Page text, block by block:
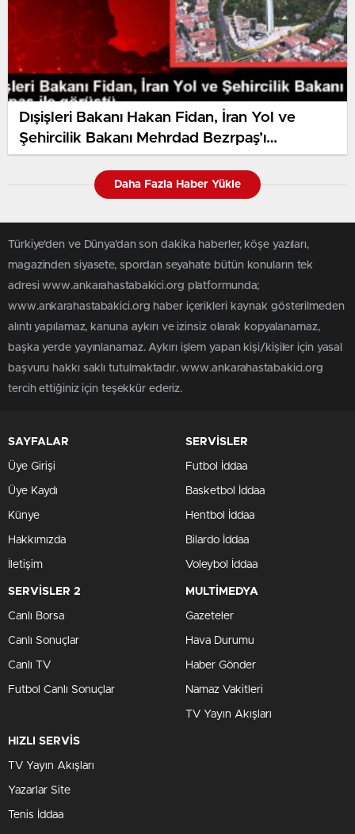
Dışişleri Bakanı Hakan Fidan, İran Yol ve
Şehircilik Bakanı Mehrdad Bezrpaş’ı
Ankara’da ağırladı
Daha Fazla Haber Yükle
Türkiye'den ve Dünya’dan son dakika haberler, köşe yazıları,
magazinden siyasete, spordan seyahate bütün konuların tek
adresi www.ankarahastabakici.org platformunda;
www.ankarahastabakici.org haber içerikleri kaynak gösterilmeden
alıntı yapılamaz, kanuna aykırı ve izinsiz olarak kopyalanamaz,
başka yerde yayınlanamaz. Aykırı işlem yapan kişi/kişiler için yasal
başvuru hakkı saklı tutulmaktadır. www.ankarahastabakici.org
tercih ettiğiniz için teşekkür ederiz.
SAYFALAR
Üye Girişi
Üye Kaydı
Künye
Hakkımızda
İletişim
SERVİSLER
Futbol İddaa
Basketbol İddaa
Hentbol İddaa
Bilardo İddaa
Voleybol İddaa
SERVİSLER 2
Canlı Borsa
Canlı Sonuçlar
Canlı TV
Futbol Canlı Sonuçlar
MULTİMEDYA
Gazeteler
Hava Durumu
Haber Gönder
Namaz Vakitleri
TV Yayın Akışları
HIZLI SERVİS
TV Yayın Akışları
Yazarlar Site
Tenis İddaa